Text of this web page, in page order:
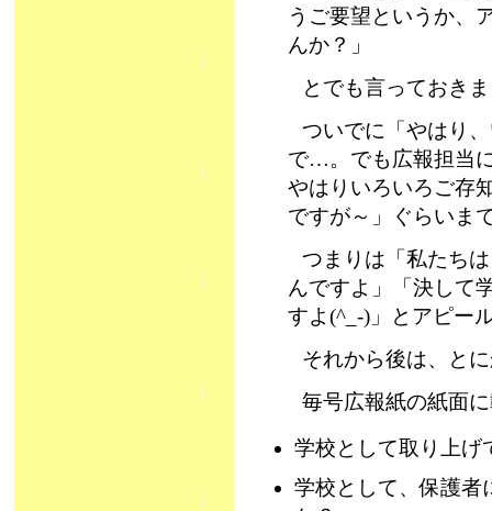
うご要望というか、
んか？」
とでも言っておき
ついでに「やはり
で…。でも広報担当
やはりいろいろご存
ですが～」ぐらいま
つまりは「私たち
んですよ」「決して
すよ(^_-)」とアピー
それから後は、と
毎号広報紙の紙面
学校として取り上げ
学校として、保護者